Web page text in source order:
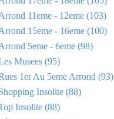
11eme - 12eme (103)
15eme - 16eme (100)
5eme - 6eme (98)
Musees (95)
1er Au 5eme Arrond (93)
Insolite (88)
Insolite (88)